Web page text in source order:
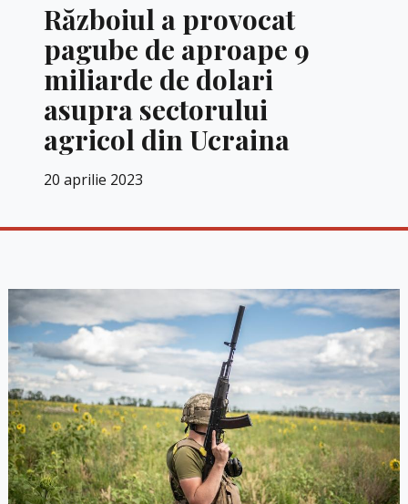
Războiul a provocat
pagube de aproape 9
miliarde de dolari
asupra sectorului
agricol din Ucraina
20 aprilie 2023